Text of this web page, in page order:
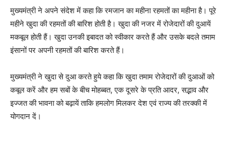
मुख्यमंत्री ने अपने संदेश में कहा कि रमजान का महीना रहमतों का महीना है। पूरे
महीने खुदा की रहमतों की बारिश होती है। खुदा की नजर में रोजेदारों की दुआयें
मकबूल होती हैं। खुदा उनकी इबादत को स्वीकार करते हैं और उसके बदले तमाम
इंसानों पर अपनी रहमतों की बारिश करते हैं।
मुख्यमंत्री ने खुदा से दुआ करते हुये कहा कि खुदा तमाम रोजेदारों की दुआओं को
कबूल करें और हम सबों के बीच मोहब्बत, एक दूसरे के प्रति आदर, स‌द्भाव और
इज्जत की भावना को बढ़ायें ताकि हमलोग मिलकर देश एवं राज्य की तरक्की में
योगदान दें।